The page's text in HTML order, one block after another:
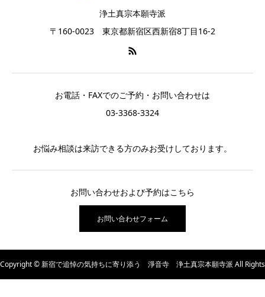
浄土真宗本願寺派
〒160-0023 東京都新宿区西新宿8丁目16-2
お電話・FAXでのご予約・お問い合わせは
03-3368-3324
お悩み相談は来訪できる方のみお受けしております。
お問い合わせおよび予約はこちら
お問い合わせフォーム
Copyright © 新宿で追悼の気持ちに寄り添う 淨音寺 浄土真宗本願寺派 All Rights